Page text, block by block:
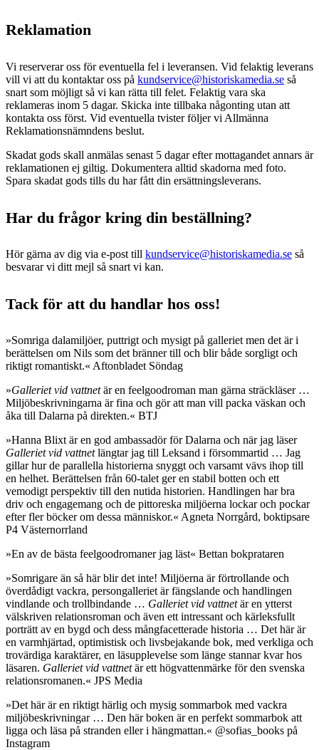
Reklamation
Vi reserverar oss för eventuella fel i leveransen. Vid felaktig leverans
vill vi att du kontaktar oss på kundservice@historiskamedia.se så
snart som möjligt så vi kan rätta till felet. Felaktig vara ska
reklameras inom 5 dagar. Skicka inte tillbaka någonting utan att
kontakta oss först. Vid eventuella tvister följer vi Allmänna
Reklamationsnämndens beslut.
Skadat gods skall anmälas senast 5 dagar efter mottagandet annars är
reklamationen ej giltig. Dokumentera alltid skadorna med foto.
Spara skadat gods tills du har fått din ersättningsleverans.
Har du frågor kring din beställning?
Hör gärna av dig via e-post till kundservice@historiskamedia.se så
besvarar vi ditt mejl så snart vi kan.
Tack för att du handlar hos oss!
»Somriga dalamiljöer, puttrigt och mysigt på galleriet men det är i
berättelsen om Nils som det bränner till och blir både sorgligt och
riktigt romantiskt.« Aftonbladet Söndag
»Galleriet vid vattnetär en feelgoodroman man gärna sträckläser …
Miljöbeskrivningarna är fina och gör att man vill packa väskan och
åka till Dalarna på direkten.« BTJ
»Hanna Blixt är en god ambassadör för Dalarna och när jag läser
Galleriet vid vattnetlängtar jag till Leksand i försommartid … Jag
gillar hur de parallella historierna snyggt och varsamt vävs ihop till
en helhet. Berättelsen från 60-talet ger en stabil botten och ett
vemodigt perspektiv till den nutida historien. Handlingen har bra
driv och engagemang och de pittoreska miljöerna lockar och pockar
efter fler böcker om dessa människor.« Agneta Norrgård, boktipsare
P4 Västernorrland
»En av de bästa feelgoodromaner jag läst« Bettan bokprataren
»Somrigare än så här blir det inte! Miljöerna är förtrollande och
överdådigt vackra, persongalleriet är fängslande och handlingen
vindlande och trollbindande … Galleriet vid vattnetär en ytterst
välskriven relationsroman och även ett intressant och kärleksfullt
porträtt av en bygd och dess mångfacetterade historia … Det här är
en varmhjärtad, optimistisk och livsbejakande bok, med verkliga och
trovärdiga karaktärer, en läsupplevelse som länge stannar kvar hos
läsaren. Galleriet vid vattnetär ett högvattenmärke för den svenska
relationsromanen.« JPS Media
»Det här är en riktigt härlig och mysig sommarbok med vackra
miljöbeskrivningar … Den här boken är en perfekt sommarbok att
ligga och läsa på stranden eller i hängmattan.« @sofias_books på
Instagram